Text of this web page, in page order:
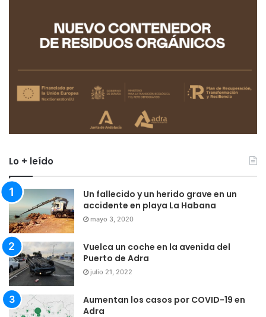
Lo + leído
Un fallecido y un herido grave en un
accidente en playa La Habana
mayo 3, 2020
Vuelca un coche en la avenida del
Puerto de Adra
julio 21, 2022
Aumentan los casos por COVID-19 en
Adra